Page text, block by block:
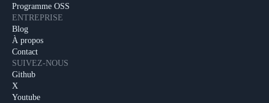
Programme OSS
ENTREPRISE
Blog
À propos
Contact
SUIVEZ-NOUS
Github
X
Youtube